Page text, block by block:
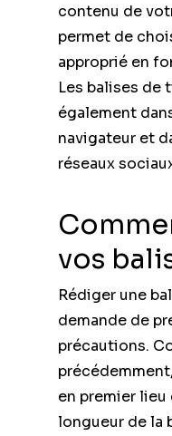
contenu de
permet de
approprié en
Les balises de
également
navigateur et
réseaux
vos
Rédiger une
demande de
précautions.
en premier lieu
longueur de la